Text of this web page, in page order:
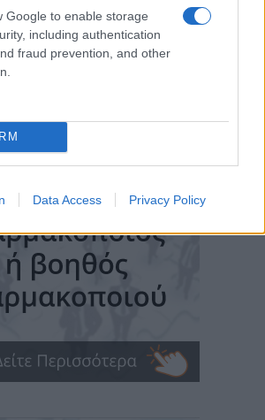
Google to enable storage
including authentication
fraud prevention, and other
Data Access Privacy Policy